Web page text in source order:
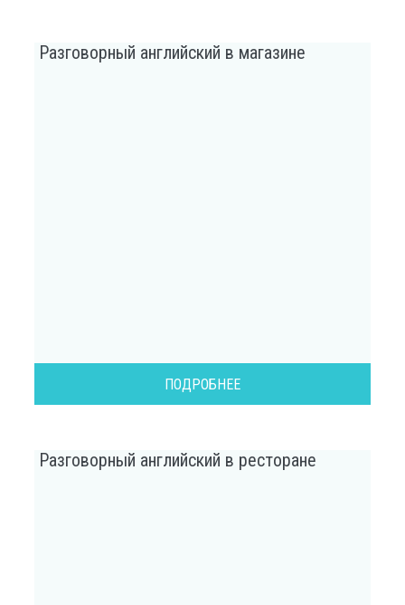
Разговорный английский в магазине
ПОДРОБНЕЕ
Разговорный английский в ресторане